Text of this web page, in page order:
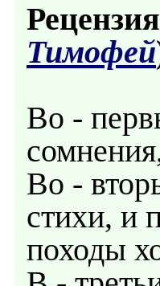
Тимофей
Во -
Во -
стихи, и
походы